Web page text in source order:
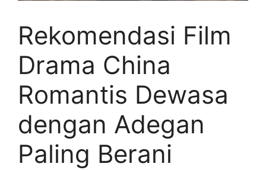
Rekomendasi Film
Drama China
Romantis Dewasa
dengan Adegan
Paling Berani